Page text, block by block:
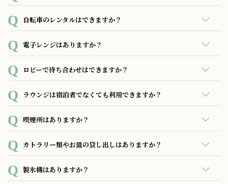
3階にございます。 洗濯機：1回200円 乾燥器：10分/100円
自転車のレンタルはできますか？
あいにく、自転車のレンタルサービスは行っておりません。
電子レンジはありますか？
あいにく共用部にご用意が無い為、フロントスタッフにお申
し付けくださいませ。
ロビーで待ち合わせはできますか？
ロビーで待ち合わせいただけます。長時間ご利用の場合はお
声をお掛けする場合がありますのでご了承下さい。
ラウンジは宿泊者でなくても利用できますか？
ご宿泊されない方もご利用いただけます。
喫煙所はありますか？
喫煙所は1階ホテル裏口にございます。※屋外になります。
カトラリー類やお皿の貸し出しはありますか？
モバイルアクセスよりご注文、またはフロントにてお申し付
けくださいませ。
製氷機はありますか？